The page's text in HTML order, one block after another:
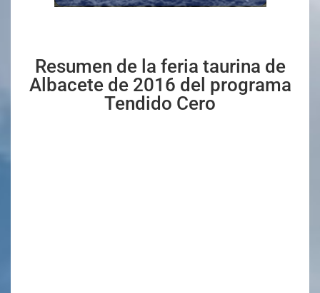
Resumen de la feria taurina de
Albacete de 2016 del programa
Tendido Cero